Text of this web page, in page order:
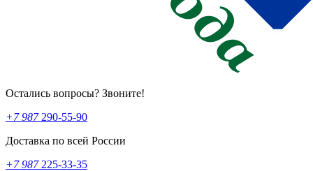
Остались вопросы? Звоните!
+7 987290-55-90
Доставка по всей России
+7 987225-33-35